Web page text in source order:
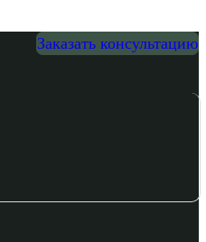
Заказать консультацию